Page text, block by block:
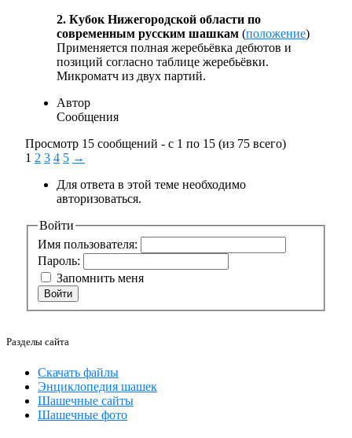
2. Кубок Нижегородской области по
современным русским шашкам (положение)
Применяется полная жеребьёвка дебютов и
позиций согласно таблице жеребьёвки.
Микроматч из двух партий.
Автор
Сообщения
Просмотр 15 сообщений - с 1 по 15 (из 75 всего)
1 2 3 4 5 →
Для ответа в этой теме необходимо
авторизоваться.
Войти
Имя пользователя:
Пароль:
Запомнить меня
Войти
Разделы сайта
Скачать файлы
Энциклопедия шашек
Шашечные сайты
Шашечные фото